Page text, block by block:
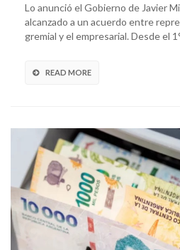
Lo anunció el Gobierno de Javier
alcanzado a un acuerdo entre
gremial y el empresarial. Desde el
READ MORE